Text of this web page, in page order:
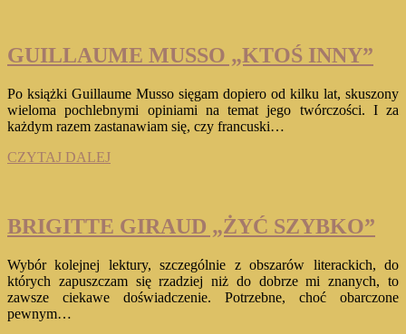
GUILLAUME MUSSO „KTOŚ INNY”
Po książki Guillaume Musso sięgam dopiero od kilku lat, skuszony
wieloma pochlebnymi opiniami na temat jego twórczości. I za
każdym razem zastanawiam się, czy francuski…
CZYTAJ DALEJGUILLAUME
BRIGITTE GIRAUD „ŻYĆ SZYBKO”
Wybór kolejnej lektury, szczególnie z obszarów literackich, do
których zapuszczam się rzadziej niż do dobrze mi znanych, to
zawsze ciekawe doświadczenie. Potrzebne, choć obarczone
pewnym…